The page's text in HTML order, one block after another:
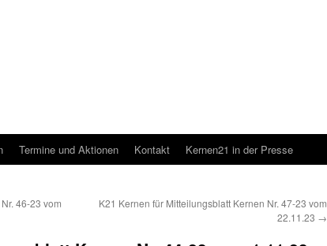
Termine und Aktionen Kontakt Kernen21 in der Presse
46-23 vom
K21 Kernen für Mitteilungsblatt Kernen Nr. 47-23 vom
22.11.23 →